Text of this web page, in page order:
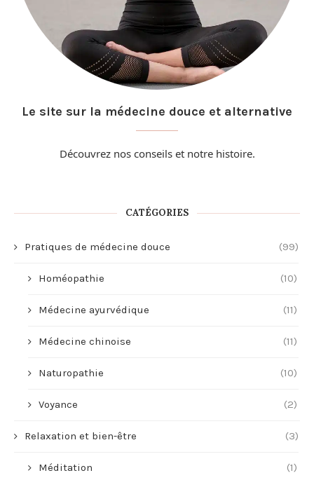
Le site sur la médecine douce et alternative
Découvrez nos conseils et notre histoire.
CATÉGORIES
Pratiques de médecine douce (99)
Homéopathie (10)
Médecine ayurvédique (11)
Médecine chinoise (11)
Naturopathie (10)
Voyance (2)
Relaxation et bien-être (3)
Méditation (1)